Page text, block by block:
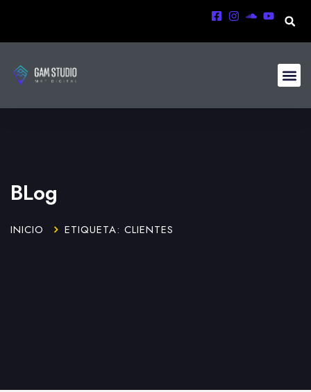
BLog
INICIO ETIQUETA: CLIENTES